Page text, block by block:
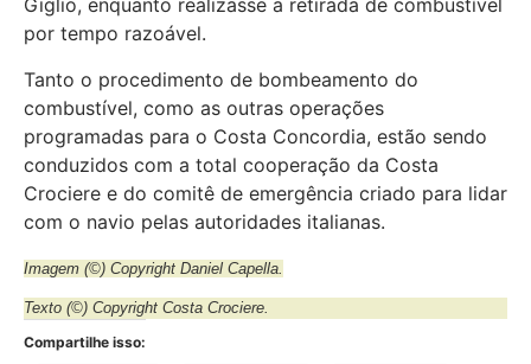
Giglio, enquanto realizasse a retirada de combustível
por tempo razoável.
Tanto o procedimento de bombeamento do
combustível, como as outras operações
programadas para o Costa Concordia, estão sendo
conduzidos com a total cooperação da Costa
Crociere e do comitê de emergência criado para lidar
com o navio pelas autoridades italianas.
Imagem (©) Copyright Daniel Capella.
Texto (©) Copyright Costa Crociere.
Compartilhe isso: